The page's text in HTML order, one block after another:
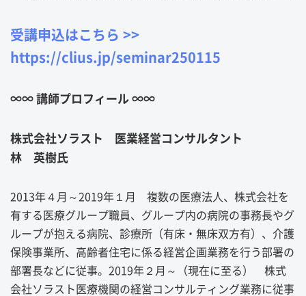
受講申込はこちら >>
https://clius.jp/seminar250115
∞∞ 講師プロフィール ∞∞
株式会社ソラスト 医業経営コンサルタント
林 英樹氏
2013年４月～2019年１月 複数の医療法人、株式会社を
有する医療グループ職員、グループ内の病院の事務長やグ
ループが抱える病院、診療所（有床・無床双方有）、介護
保険事業所、高齢者住宅に係る経営企画業務を行う部署の
部署長などに従事。2019年２月～（現在に至る） 株式
会社ソラスト医療機関の経営コンサルティング業務に従事